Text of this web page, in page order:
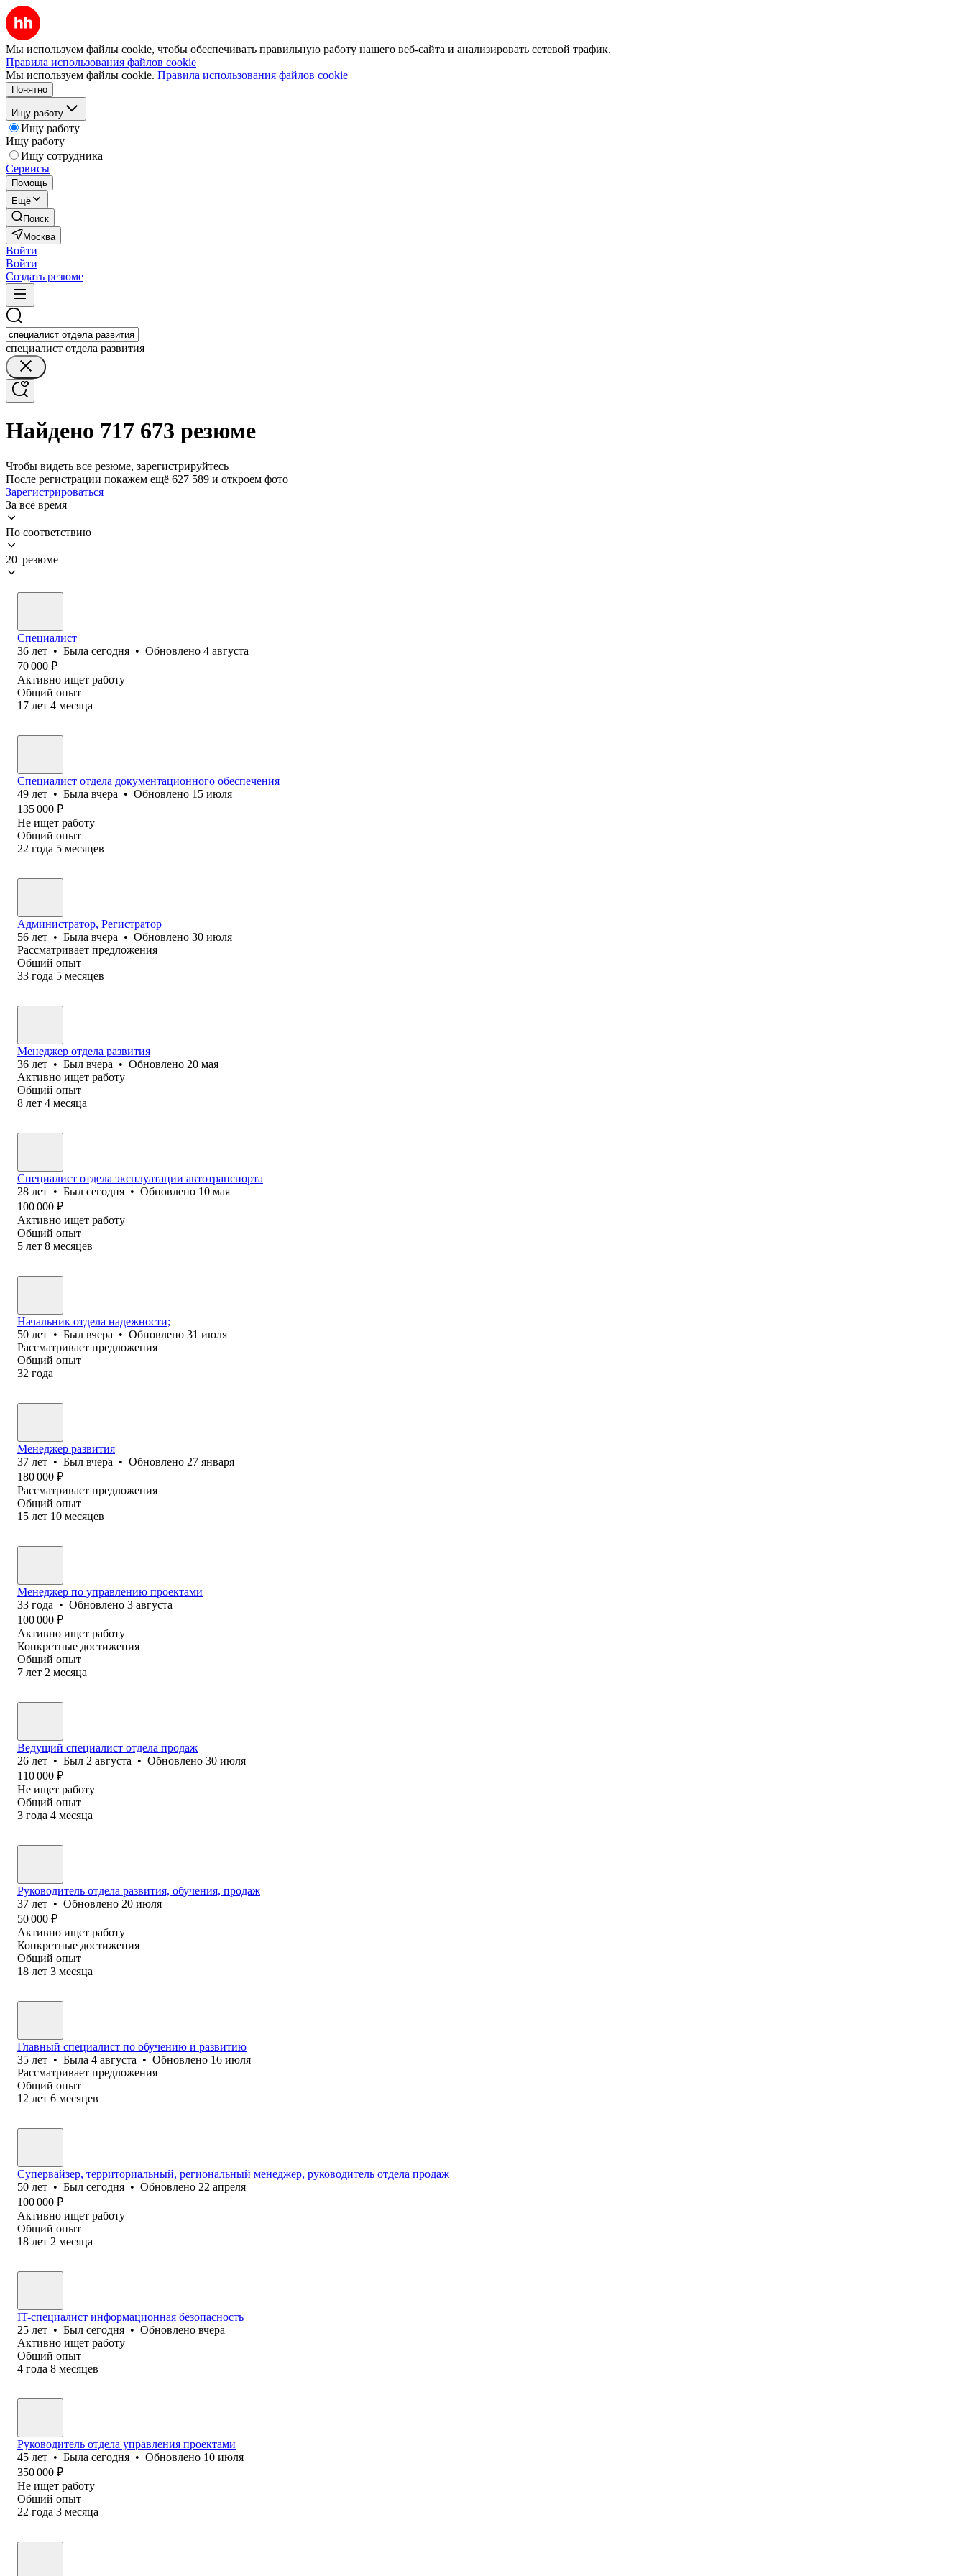
Мы используем файлы cookie, чтобы обеспечивать правильную работу нашего веб-сайта и анализировать сетевой трафик.
Правила использования файлов cookie
Мы используем файлы cookie. Правила использования файлов cookie
Понятно
Ищу работу
Ищу работу
Ищу работу
Ищу сотрудника
Сервисы
Помощь
Ещё
Поиск
Москва
Войти
Войти
Создать резюме
специалист отдела развития
Найдено 717 673 резюме
Чтобы видеть все резюме, зарегистрируйтесь
После регистрации покажем ещё 627 589 и откроем фото
Зарегистрироваться
За всё время
По соответствию
20 резюме
Специалист
36 лет • Была сегодня • Обновлено 4 августа
70 000 ₽
Активно ищет работу
Общий опыт
17 лет 4 месяца
Специалист отдела документационного обеспечения
49 лет • Была вчера • Обновлено 15 июля
135 000 ₽
Не ищет работу
Общий опыт
22 года 5 месяцев
Администратор, Регистратор
56 лет • Была вчера • Обновлено 30 июля
Рассматривает предложения
Общий опыт
33 года 5 месяцев
Менеджер отдела развития
36 лет • Был вчера • Обновлено 20 мая
Активно ищет работу
Общий опыт
8 лет 4 месяца
Специалист отдела эксплуатации автотранспорта
28 лет • Был сегодня • Обновлено 10 мая
100 000 ₽
Активно ищет работу
Общий опыт
5 лет 8 месяцев
Начальник отдела надежности;
50 лет • Был вчера • Обновлено 31 июля
Рассматривает предложения
Общий опыт
32 года
Менеджер развития
37 лет • Был вчера • Обновлено 27 января
180 000 ₽
Рассматривает предложения
Общий опыт
15 лет 10 месяцев
Менеджер по управлению проектами
33 года • Обновлено 3 августа
100 000 ₽
Активно ищет работу
Конкретные достижения
Общий опыт
7 лет 2 месяца
Ведущий специалист отдела продаж
26 лет • Был 2 августа • Обновлено 30 июля
110 000 ₽
Не ищет работу
Общий опыт
3 года 4 месяца
Руководитель отдела развития, обучения, продаж
37 лет • Обновлено 20 июля
50 000 ₽
Активно ищет работу
Конкретные достижения
Общий опыт
18 лет 3 месяца
Главный специалист по обучению и развитию
35 лет • Была 4 августа • Обновлено 16 июля
Рассматривает предложения
Общий опыт
12 лет 6 месяцев
Супервайзер, территориальный, региональный менеджер, руководитель отдела продаж
50 лет • Был сегодня • Обновлено 22 апреля
100 000 ₽
Активно ищет работу
Общий опыт
18 лет 2 месяца
IT-специалист информационная безопасность
25 лет • Был сегодня • Обновлено вчера
Активно ищет работу
Общий опыт
4 года 8 месяцев
Руководитель отдела управления проектами
45 лет • Была сегодня • Обновлено 10 июля
350 000 ₽
Не ищет работу
Общий опыт
22 года 3 месяца